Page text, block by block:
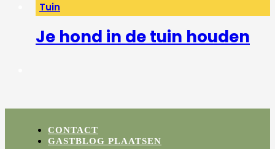
Tuin
Je hond in de tuin houden
CONTACT
GASTBLOG PLAATSEN